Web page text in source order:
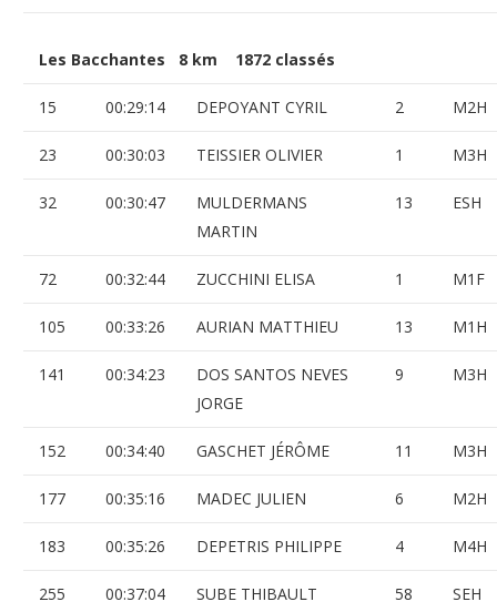
Les Bacchantes 8 km 1872 classés
15 00:29:14 DEPOYANT CYRIL 2 M2H
23 00:30:03 TEISSIER OLIVIER 1 M3H
32 00:30:47
MULDERMANS
MARTIN
13 ESH
72 00:32:44 ZUCCHINI ELISA 1 M1F
105 00:33:26 AURIAN MATTHIEU 13 M1H
141 00:34:23
DOS SANTOS NEVES
JORGE
9 M3H
152 00:34:40 GASCHET JÉRÔME 11 M3H
177 00:35:16 MADEC JULIEN 6 M2H
183 00:35:26 DEPETRIS PHILIPPE 4 M4H
255 00:37:04 SUBE THIBAULT 58 SEH